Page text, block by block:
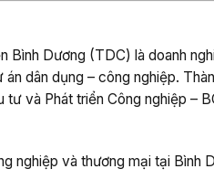
Bình Dương (TDC) là doanh
dân dụng – công nghiệp.
và Phát triển Công nghiệp –
nghiệp và thương mại tại